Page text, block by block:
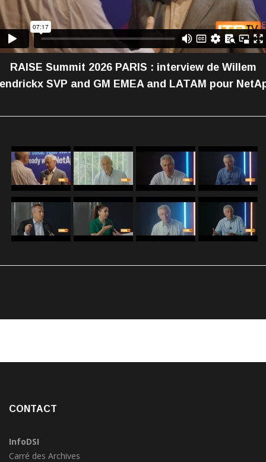
RAISE Summit 2026 PARIS : interview de Willem
SVP and GM EMEA and LATAM pour
CONTACT
InfoDSI
Carré des Archives